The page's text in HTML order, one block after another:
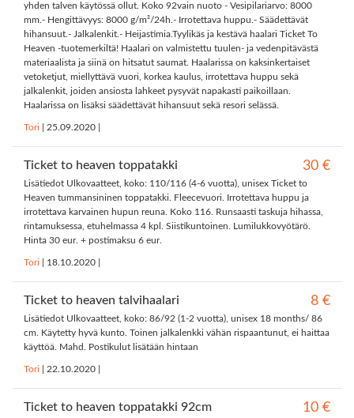
yhden talven käytössä ollut. Koko 92vain nuoto - Vesipilariarvo: 8000
mm.- Hengittävyys: 8000 g/m²/24h.- Irrotettava huppu.- Säädettävät
hihansuut.- Jalkalenkit.- Heijastimia.Tyylikäs ja kestävä haalari Ticket To
Heaven -tuotemerkiltä! Haalari on valmistettu tuulen- ja vedenpitävästä
materiaalista ja siinä on hitsatut saumat. Haalarissa on kaksinkertaiset
vetoketjut, miellyttävä vuori, korkea kaulus, irrotettava huppu sekä
jalkalenkit, joiden ansiosta lahkeet pysyvät napakasti paikoillaan.
Haalarissa on lisäksi säädettävät hihansuut sekä resori selässä.
Tori 25.09.2020
Ticket to heaven toppatakki 30 €
Lisätiedot Ulkovaatteet, koko: 110/116 (4-6 vuotta), unisex Ticket to
Heaven tummansininen toppatakki. Fleecevuori. Irrotettava huppu ja
irrotettava karvainen hupun reuna. Koko 116. Runsaasti taskuja hihassa,
rintamuksessa, etuhelmassa 4 kpl. Siistikuntoinen. Lumilukkovyötärö.
Hinta 30 eur. + postimaksu 6 eur.
Tori 18.10.2020
Ticket to heaven talvihaalari 8 €
Lisätiedot Ulkovaatteet, koko: 86/92 (1-2 vuotta), unisex 18 months/ 86
cm. Käytetty hyvä kunto. Toinen jalkalenkki vähän rispaantunut, ei haittaa
käyttöä. Mahd. Postikulut lisätään hintaan
Tori 22.10.2020
Ticket to heaven toppatakki 92cm 10 €